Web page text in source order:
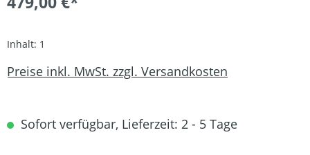
Inhalt: 1
Preise inkl. MwSt. zzgl. Versandkosten
Sofort verfügbar, Lieferzeit: 2 - 5 Tage